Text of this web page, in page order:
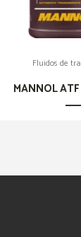
Fluidos de
MANNOL